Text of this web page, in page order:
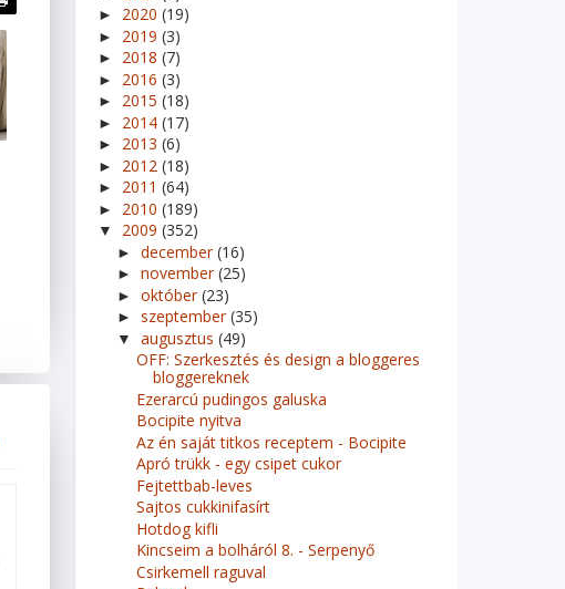
► 2020 (19)
► 2019 (3)
► 2018 (7)
► 2016 (3)
► 2015 (18)
► 2014 (17)
► 2013 (6)
► 2012 (18)
► 2011 (64)
► 2010 (189)
▼ 2009 (352)
► december(16)
► november(25)
► október(23)
► szeptember(35)
▼ augusztus (49)
OFF: Szerkesztés és design a bloggeres
bloggereknek
Ezerarcú pudingos galuska
Bocipite nyitva
Az én saját titkos receptem - Bocipite
Apró trükk - egy csipet cukor
Fejtettbab-leves
Sajtos cukkinifasírt
Hotdog kifli
Kincseim a bolháról 8. - Serpenyő
Csirkemell raguval